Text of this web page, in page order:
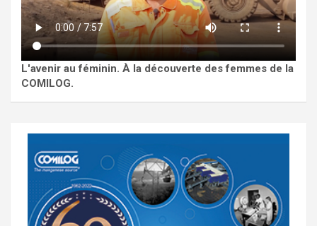
L'avenir au féminin. À la découverte des femmes de la
COMILOG.